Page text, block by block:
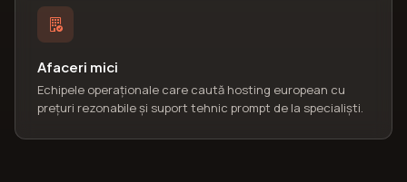
Afaceri mici
Echipele operaționale care caută hosting european cu
prețuri rezonabile și suport tehnic prompt de la specialiști.